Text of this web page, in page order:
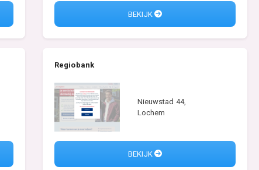
BEKIJK
Regiobank
Nieuwstad 44,
Lochem
BEKIJK